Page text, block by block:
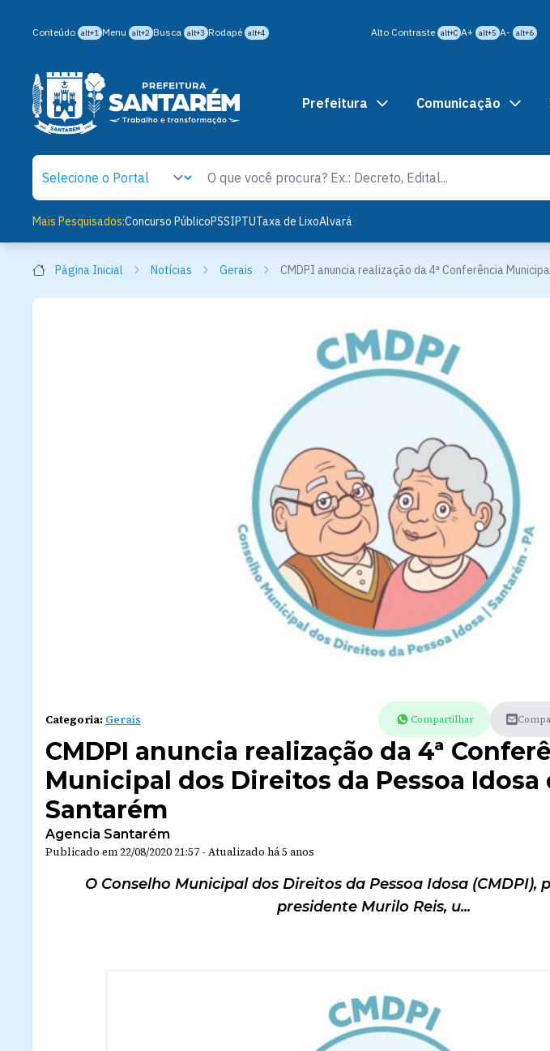
Conteúdo alt+1 Menu alt+2 Busca alt+3 Rodapé alt+4 Alto Contraste alt+C A+ alt+5 A- alt+6
Prefeitura Comunicação
Mais Pesquisados:Concurso PúblicoPSSIPTUTaxa de LixoAlvará
Página Inicial Notícias Gerais CMDPI anuncia realização da 4ª Conferência
Categoria: Gerais Compartilhar
CMDPI anuncia realização da 4ª
Municipal dos Direitos da Pessoa Idosa
Santarém
Agencia Santarém
Publicado em 22/08/2020 21:57 - Atualizado há 5 anos
O Conselho Municipal dos Direitos da Pessoa Idosa (CMDPI),
presidente Murilo Reis, u...